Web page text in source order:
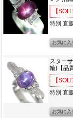
【
特別 直
スター
輪)【品
【
特別 直